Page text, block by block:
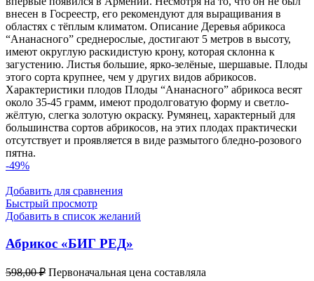
внесен в Госреестр, его рекомендуют для выращивания в
областях с тёплым климатом. Описание Деревья абрикоса
“Ананасного” среднерослые, достигают 5 метров в высоту,
имеют округлую раскидистую крону, которая склонна к
загустению. Листья большие, ярко-зелёные, шершавые. Плоды
этого сорта крупнее, чем у других видов абрикосов.
Характеристики плодов Плоды “Ананасного” абрикоса весят
около 35-45 грамм, имеют продолговатую форму и светло-
жёлтую, слегка золотую окраску. Румянец, характерный для
большинства сортов абрикосов, на этих плодах практически
отсутствует и проявляется в виде размытого бледно-розового
пятна.
-49%
Добавить для сравнения
Быстрый просмотр
Добавить в список желаний
Абрикос «БИГ РЕД»
598,00₽ Первоначальная цена составляла